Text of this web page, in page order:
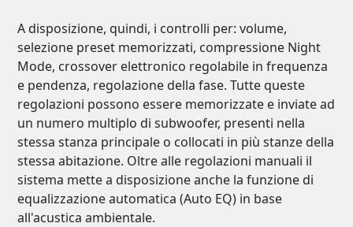
A disposizione, quindi, i controlli per: volume,
selezione preset memorizzati, compressione Night
Mode, crossover elettronico regolabile in frequenza
e pendenza, regolazione della fase. Tutte queste
regolazioni possono essere memorizzate e inviate ad
un numero multiplo di subwoofer, presenti nella
stessa stanza principale o collocati in più stanze della
stessa abitazione. Oltre alle regolazioni manuali il
sistema mette a disposizione anche la funzione di
equalizzazione automatica (Auto EQ) in base
all'acustica ambientale.